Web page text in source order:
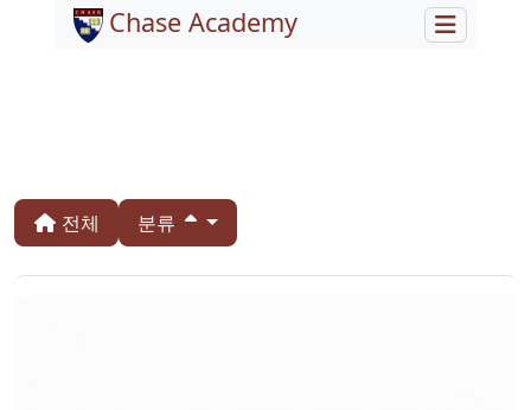
Chase Academy
전체 분류